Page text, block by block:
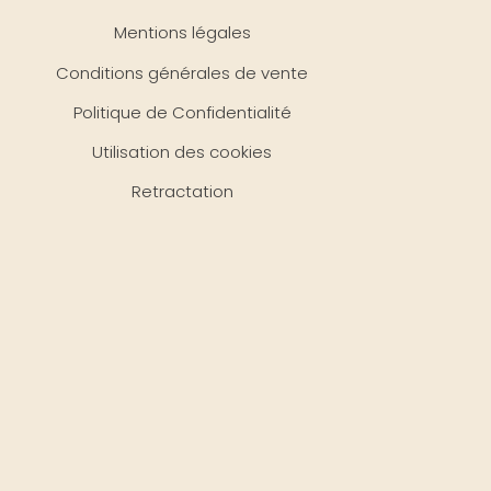
Mentions légales
Conditions générales de vente
Politique de Confidentialité
Utilisation des cookies
Retractation